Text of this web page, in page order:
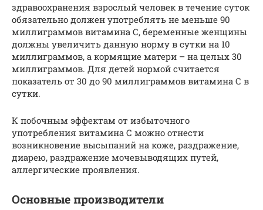
здравоохранения взрослый человек в течение суток
обязательно должен употреблять не меньше 90
миллиграммов витамина С, беременные женщины
должны увеличить данную норму в сутки на 10
миллиграммов, а кормящие матери – на целых 30
миллиграммов. Для детей нормой считается
показатель от 30 до 90 миллиграммов витамина С в
сутки.
К побочным эффектам от избыточного
употребления витамина С можно отнести
возникновение высыпаний на коже, раздражение,
диарею, раздражение мочевыводящих путей,
аллергические проявления.
Основные производители